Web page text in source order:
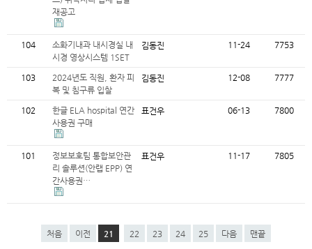
재공고
104
소화기내과 내시경실 내
시경 영상시스템 1SET
김동진 11-24 7753
103
2024년도 직원, 환자 피
복 및 침구류 입찰
김동진 12-08 7777
102
한글 ELA hospital 연간
사용권 구매
표건우 06-13 7800
101
정보보호팀 통합보안관
리 솔루션(안랩 EPP) 연
간사용권…
표건우 11-17 7805
처음 이전 21 22 23 24 25 다음 맨끝